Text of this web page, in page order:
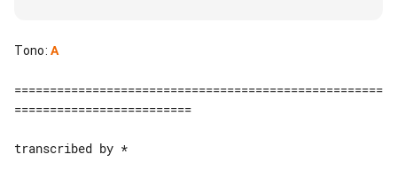
Tono: A
====================================================
=========================
transcribed by *